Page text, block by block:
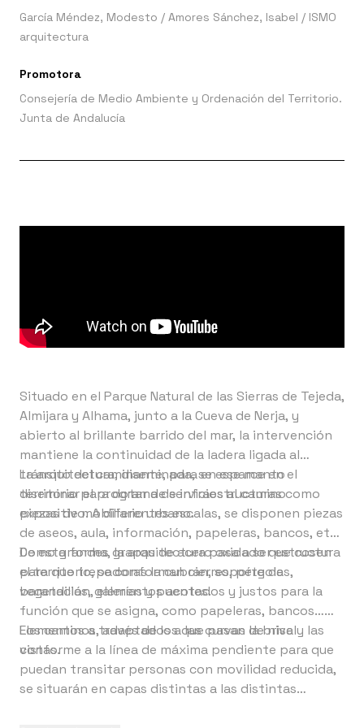
García Méndez, Modesto / Amores Sánchez, Isabel / ISMO
arquitectura
Promotora
Consejería de Medio Ambiente y Ordenación del Territorio.
Junta de Andalucía
Situado en el Parque Natural de las Sierras de Tejeda,
Almijara y Alhama, junto a la Cueva de Nerja, y
abierto al brillante barrido del mar, la intervención
mantiene la continuidad de la ladera ligada al
tránsito del caminante, para en ese manto
diseminar el programa de infraestructuras como
piezas de mobiliario urbano.
La arquitectura, diseminada, se esparce en el
territorio para dotar de servicios al camino
expositivo. A diferentes escalas, se disponen piezas
de aseos, aula, información, papeleras, bancos, etc.
Como grandes grapas de acero oxidado que cosen
el territorio, se conforman cierres, pérgolas,
barandillas, galerías y puentes.
De esta forma, la arquitectura pasa a ser estructura
para que trepadoras la cubran, soporte de
vegetación, elementos acotados y justos para la
función que se asigna, como papeleras, bancos…
Elementos a través de los que pasan la brisa y las
vistas.
Los caminos, adaptados a las curvas de nivel
conforme a la línea de máxima pendiente para que
puedan transitar personas con movilidad reducida,
se situarán en capas distintas a las distintas